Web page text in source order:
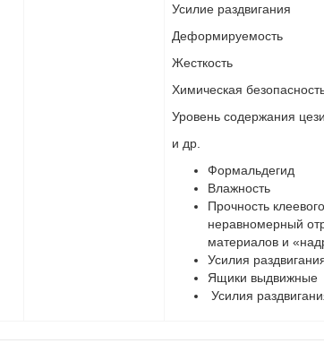
Усилие раздвигания
Деформируемость
Жесткость
Химическая
Уровень содержания
и др.
Формальдегид
Влажность
Прочность
неравномерный
материалов и
Усилия
Ящики выдвижные
Усилия